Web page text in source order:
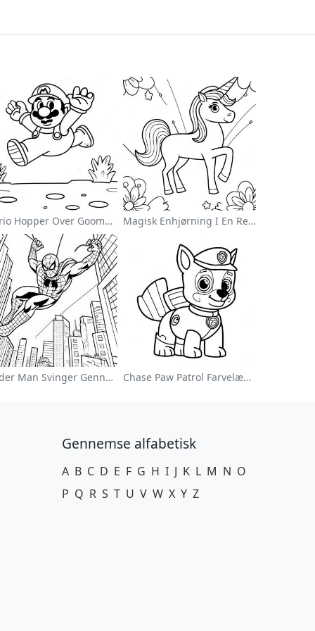
Mario Hopper Over Goombas Farvelægningsside Magisk Enhjørning I En Regnbue Farvelægningsside
Spider Man Svinger Gennem Byen Farvelægningsside Chase Paw Patrol Farvelægningsside
Gennemse alfabetisk
A B C D E F G H I J K L M N O
P Q R S T U V W X Y Z